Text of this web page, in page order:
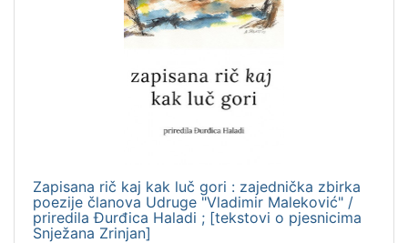
Zapisana rič kaj kak luč gori : zajednička zbirka
poezije članova Udruge "Vladimir Maleković" /
priredila Đurđica Haladi ; [tekstovi o pjesnicima
Snježana Zrinjan]